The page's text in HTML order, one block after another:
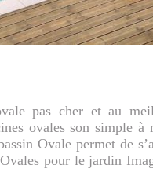
pas cher et au
ovales son simple à
Ovale permet de
pour le jardin